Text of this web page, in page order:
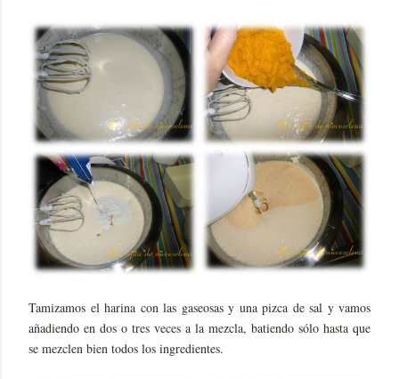
Tamizamos el harina con las gaseosas y una pizca de sal y vamos
añadiendo en dos o tres veces a la mezcla, batiendo sólo hasta que
se mezclen bien todos los ingredientes.